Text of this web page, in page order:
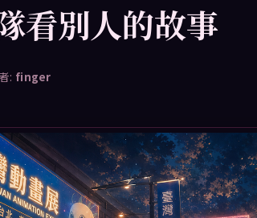
看別人的故事
: finger